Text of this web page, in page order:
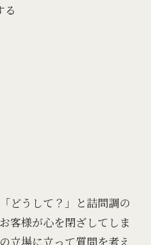
る
どうして？」と詰問調の
客様が心を閉ざしてしま
立場に立って質問を考え